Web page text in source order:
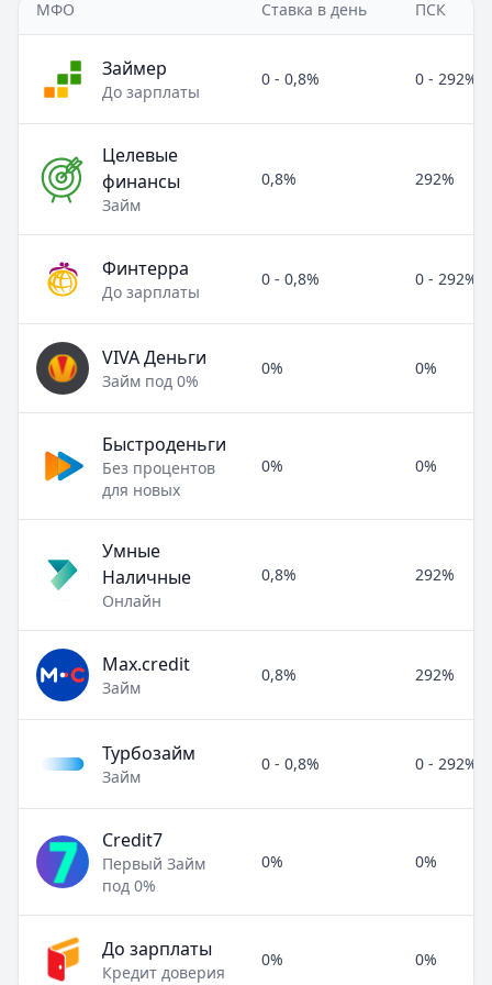
МФО Ставка в день ПСК
Займер
До зарплаты
0 - 0,8% 0 - 292%
Целевые
финансы
Займ
0,8% 292%
Финтерра
До зарплаты
0 - 0,8% 0 - 292%
VIVA Деньги
Займ под 0%
0% 0%
Быстроденьги
Без процентов
для новых
0% 0%
Умные
Наличные
Онлайн
0,8% 292%
Max.credit
Займ
0,8% 292%
Турбозайм
Займ
0 - 0,8% 0 - 292%
Credit7
Первый Займ
под 0%
0% 0%
До зарплаты
Кредит доверия
0% 0%